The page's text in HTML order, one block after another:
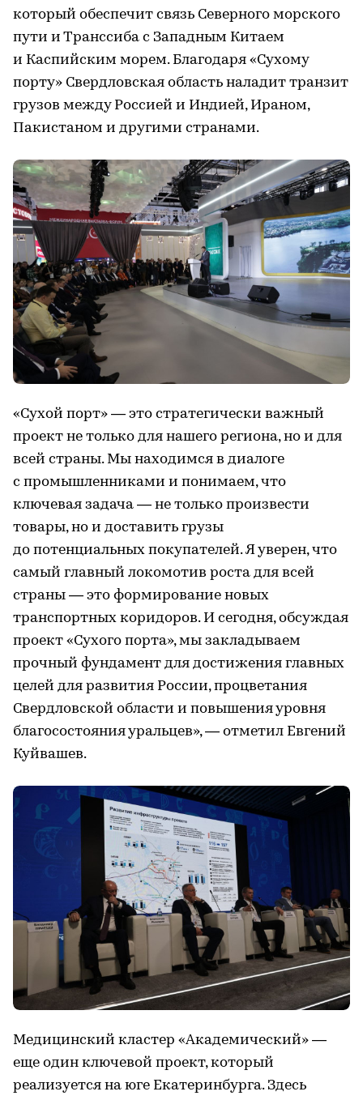
который обеспечит связь Северного морского
пути и Транссиба с Западным Китаем
и Каспийским морем. Благодаря «Сухому
порту» Свердловская область наладит транзит
грузов между Россией и Индией, Ираном,
Пакистаном и другими странами.
«Сухой порт» — это стратегически важный
проект не только для нашего региона, но и для
всей страны. Мы находимся в диалоге
с промышленниками и понимаем, что
ключевая задача — не только произвести
товары, но и доставить грузы
до потенциальных покупателей. Я уверен, что
самый главный локомотив роста для всей
страны — это формирование новых
транспортных коридоров. И сегодня, обсуждая
проект «Сухого порта», мы закладываем
прочный фундамент для достижения главных
целей для развития России, процветания
Свердловской области и повышения уровня
благосостояния уральцев», — отметил Евгений
Куйвашев.
Медицинский кластер «Академический» —
еще один ключевой проект, который
реализуется на юге Екатеринбурга. Здесь